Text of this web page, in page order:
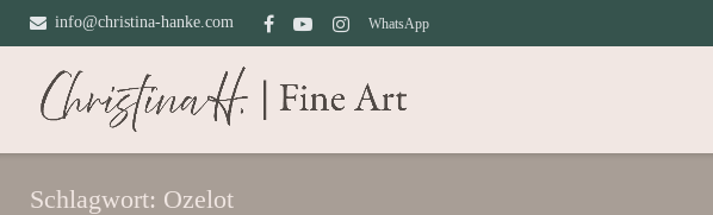
Direkt
info@christina-hanke.com WhatsApp
Schlagwort: Ozelot